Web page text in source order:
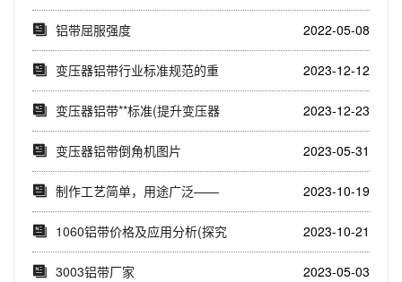
1060铝...
铝带屈服强度 2022-05-08
变压器铝带行业标准规范的重
要性与实施效果(...
2023-12-12
变压器铝带**标准(提升变压器
铝带质量的国...
2023-12-23
变压器铝带倒角机图片 2023-05-31
制作工艺简单，用途广泛——
1060铝带(不...
2023-10-19
1060铝带价格及应用分析(探究
1060铝...
2023-10-21
3003铝带厂家 2023-05-03